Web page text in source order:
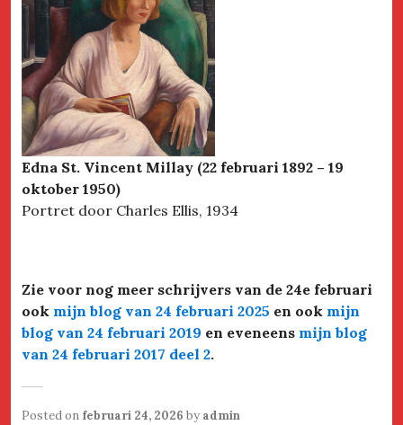
Edna St. Vincent Millay (22 februari 1892 – 19
oktober 1950)
Portret door Charles Ellis, 1934
Zie voor nog meer schrijvers van de 24e februari
ook mijn blog van 24 februari 2025 en ook mijn
blog van 24 februari 2019 en eveneens mijn blog
van 24 februari 2017 deel 2.
Posted on februari 24, 2026 by admin